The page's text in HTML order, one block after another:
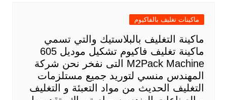
ماكينات تغليف بالفاكيوم
ماكينة التغليف بالبلاستيك والتي تسمي
ماكينة تغليف فاكيوم تشكيل موديل 605
M2Pack Machine التى نفخر نحن شركة
المهندس منسي لتوريد جميع مستلزمات
التغليف الحديث من مواد التعبئة و التغليف